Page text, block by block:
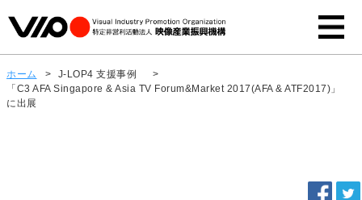
ホーム > J-LOP4 支援事例
>
「C3 AFA Singapore & Asia TV Forum&Market 2017(AFA & ATF2017)」
に出展